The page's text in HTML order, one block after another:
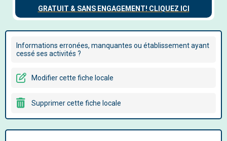
Informations erronées, manquantes ou établissement ayant
cessé ses activités ?
Modifier cette fiche locale
Supprimer cette fiche locale